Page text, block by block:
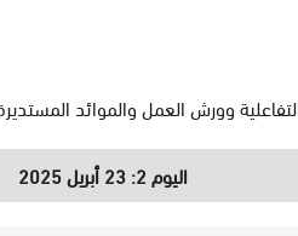
اليوم 2: 23 أبريل 2025